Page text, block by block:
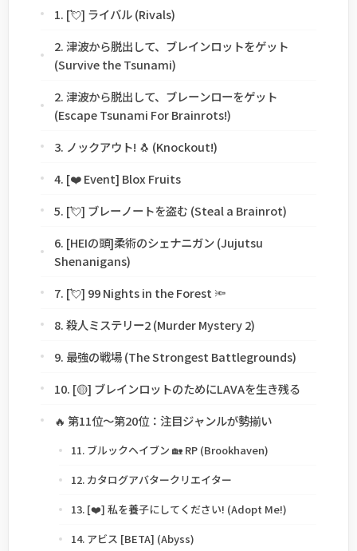
1. [💘] ライバル (Rivals)
2. 津波から脱出して、ブレインロットをゲット
(Survive the Tsunami)
2. 津波から脱出して、ブレーンローをゲット
(Escape Tsunami For Brainrots!)
3. ノックアウト! 🐧 (Knockout!)
4. [❤️ Event] Blox Fruits
5. [💘] ブレーノートを盗む (Steal a Brainrot)
6. [HEIの頭]柔術のシェナニガン (Jujutsu
Shenanigans)
7. [💘] 99 Nights in the Forest 🔦
8. 殺人ミステリー2 (Murder Mystery 2)
9. 最強の戦場 (The Strongest Battlegrounds)
10. [🟡] ブレインロットのためにLAVAを生き残る
🔥 第11位〜第20位：注目ジャンルが勢揃い
11. ブルックヘイブン 🏡 RP (Brookhaven)
12. カタログアバタークリエイター
13. [❤️] 私を養子にしてください! (Adopt Me!)
14. アビス [BETA] (Abyss)